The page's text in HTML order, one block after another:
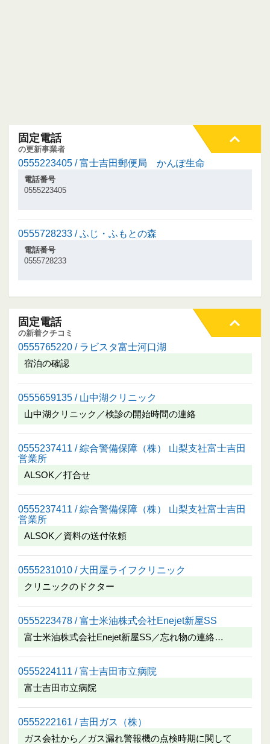
固定電話
の更新事業者
0555223405 / 富士吉田郵便局 かんぽ生命
電話番号
0555223405
0555728233 / ふじ・ふもとの森
電話番号
0555728233
固定電話
の新着クチコミ
0555765220 / ラビスタ富士河口湖
宿泊の確認
0555659135 / 山中湖クリニック
山中湖クリニック／検診の開始時間の連絡
0555237411 / 綜合警備保障（株） 山梨支社富士吉田
営業所
ALSOK／打合せ
0555237411 / 綜合警備保障（株） 山梨支社富士吉田
営業所
ALSOK／資料の送付依頼
0555231010 / 大田屋ライフクリニック
クリニックのドクター
0555223478 / 富士米油株式会社Enejet新屋SS
富士米油株式会社Enejet新屋SS／忘れ物の連絡…
0555224111 / 富士吉田市立病院
富士吉田市立病院
0555222161 / 吉田ガス（株）
ガス会社から／ガス漏れ警報機の点検時期に関して